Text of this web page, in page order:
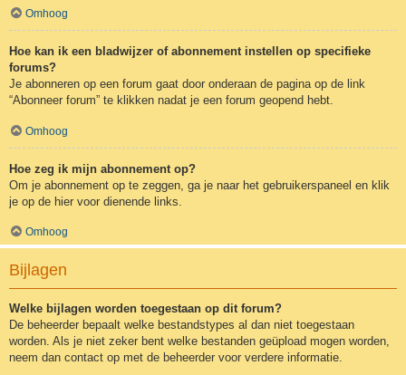
Omhoog
Hoe kan ik een bladwijzer of abonnement instellen op specifieke
forums?
Je abonneren op een forum gaat door onderaan de pagina op de link
“Abonneer forum” te klikken nadat je een forum geopend hebt.
Omhoog
Hoe zeg ik mijn abonnement op?
Om je abonnement op te zeggen, ga je naar het gebruikerspaneel en klik
je op de hier voor dienende links.
Omhoog
Bijlagen
Welke bijlagen worden toegestaan op dit forum?
De beheerder bepaalt welke bestandstypes al dan niet toegestaan
worden. Als je niet zeker bent welke bestanden geüpload mogen worden,
neem dan contact op met de beheerder voor verdere informatie.